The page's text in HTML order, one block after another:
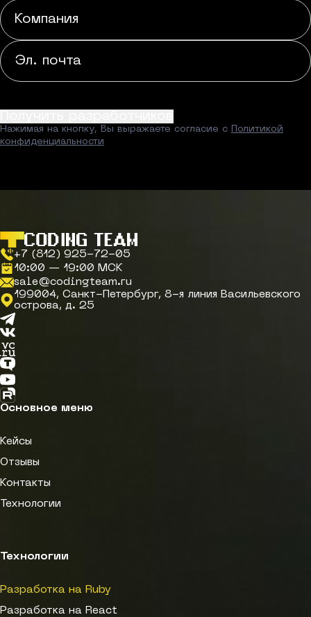
Нажимая на кнопку, Вы выражаете согласие с
Политикой
конфиденциальности
+7 (812) 925-72-05
10:00 — 19:00 МСК
sale@codingteam.ru
199004, Санкт-Петербург, 8-я линия Васильевского
острова, д. 25
Telegram
Вконтакте
VC.ru
TenChat
YouTube
RuTube
Основное меню
Кейсы
Отзывы
Контакты
Технологии
Технологии
Разработка на Ruby
Разработка на React